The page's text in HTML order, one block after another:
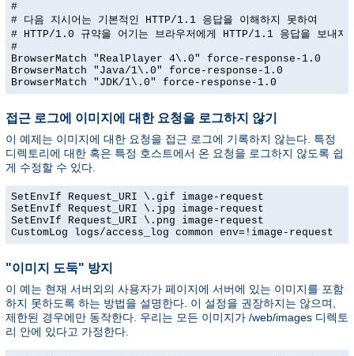
#
# 다음 지시어는 기본적인 HTTP/1.1 응답을 이해하지 못하여
# HTTP/1.0 규약을 어기는 브라우저에게 HTTP/1.1 응답을 보내지
#
BrowserMatch "RealPlayer 4\.0" force-response-1.0
BrowserMatch "Java/1\.0" force-response-1.0
BrowserMatch "JDK/1\.0" force-response-1.0
접근 로그에 이미지에 대한 요청을 로그하지 않기
이 예제는 이미지에 대한 요청을 접근 로그에 기록하지 않는다. 특정
디렉토리에 대한 혹은 특정 호스트에서 온 요청을 로그하지 않도록 쉽
게 수정할 수 있다.
SetEnvIf Request_URI \.gif image-request
SetEnvIf Request_URI \.jpg image-request
SetEnvIf Request_URI \.png image-request
CustomLog logs/access_log common env=!image-request
"이미지 도둑" 방지
이 예는 현재 서버외의 사용자가 페이지에 서버에 있는 이미지를 포함
하지 못하도록 하는 방법을 설명한다. 이 설정을 권장하지는 않으며,
제한된 경우에만 동작한다. 우리는 모든 이미지가 /web/images 디렉토
리 안에 있다고 가정한다.